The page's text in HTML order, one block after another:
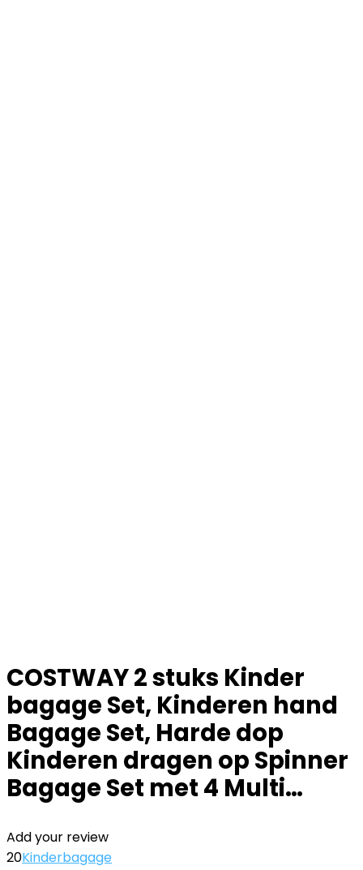
COSTWAY 2 stuks Kinder
bagage Set, Kinderen hand
Bagage Set, Harde dop
Kinderen dragen op Spinner
Bagage Set met 4 Multi…
Add your review
20Kinderbagage